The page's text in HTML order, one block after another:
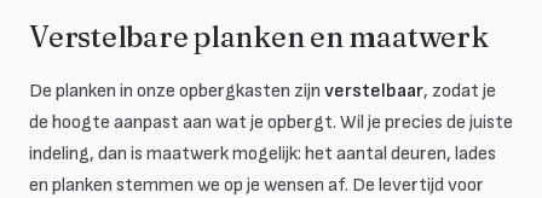
Verstelbare planken en maatwerk
De planken in onze opbergkasten zijn verstelbaar, zodat je
de hoogte aanpast aan wat je opbergt. Wil je precies de juiste
indeling, dan is maatwerk mogelijk: het aantal deuren, lades
en planken stemmen we op je wensen af. De levertijd voor